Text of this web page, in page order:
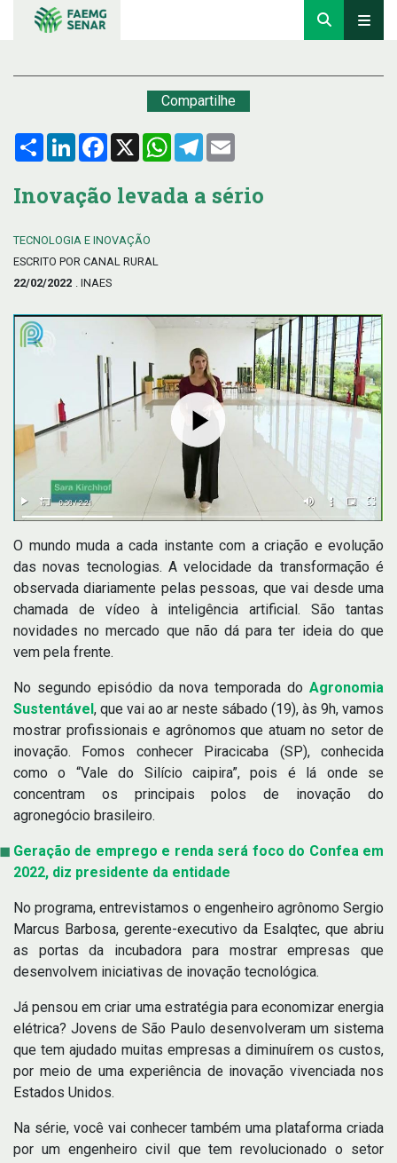
Compartilhe
Compartilhar
LinkedInFacebook
X WhatsApp
Telegram
Inovação levada a sério
TECNOLOGIA E INOVAÇÃO
ESCRITO POR CANAL RURAL
22/02/2022 . INAES
O mundo muda a cada instante com a criação e evolução
das novas tecnologias. A velocidade da transformação é
observada diariamente pelas pessoas, que vai desde uma
chamada de vídeo à inteligência artificial. São tantas
novidades no mercado que não dá para ter ideia do que
vem pela frente.
No segundo episódio da nova temporada do Agronomia
Sustentável, que vai ao ar neste sábado (19), às 9h, vamos
mostrar profissionais e agrônomos que atuam no setor de
inovação. Fomos conhecer Piracicaba (SP), conhecida
como o “Vale do Silício caipira”, pois é lá onde se
concentram os principais polos de inovação do
agronegócio brasileiro.
Geração de emprego e renda será foco do Confea em
2022, diz presidente da entidade
No programa, entrevistamos o engenheiro agrônomo Sergio
Marcus Barbosa, gerente-executivo da Esalqtec, que abriu
as portas da incubadora para mostrar empresas que
desenvolvem iniciativas de inovação tecnológica.
Já pensou em criar uma estratégia para economizar energia
elétrica? Jovens de São Paulo desenvolveram um sistema
que tem ajudado muitas empresas a diminuírem os custos,
por meio de uma experiência de inovação vivenciada nos
Estados Unidos.
Na série, você vai conhecer também uma plataforma criada
por um engenheiro civil que tem revolucionado o setor